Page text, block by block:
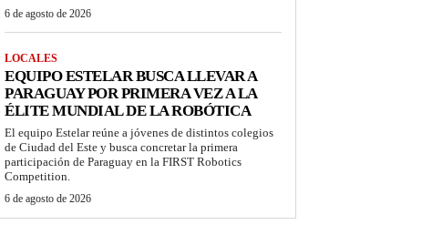
6 de agosto de 2026
LOCALES
EQUIPO ESTELAR BUSCA LLEVAR A
PARAGUAY POR PRIMERA VEZ A LA
ÉLITE MUNDIAL DE LA ROBÓTICA
El equipo Estelar reúne a jóvenes de distintos colegios
de Ciudad del Este y busca concretar la primera
participación de Paraguay en la FIRST Robotics
Competition.
6 de agosto de 2026